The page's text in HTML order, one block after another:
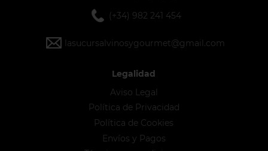
(+34) 982 241 454
lasucursalvinosygourmet@gmail.com
Legalidad
Aviso Legal
Política de Privacidad
Política de Cookies
Envíos y Pagos